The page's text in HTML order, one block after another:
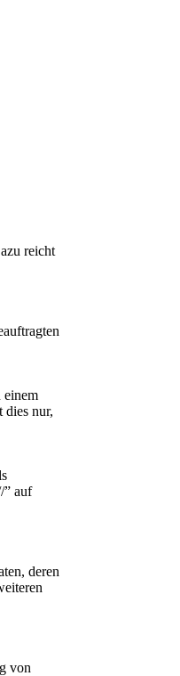
reicht
einem
dies nur,
” auf
deren
von